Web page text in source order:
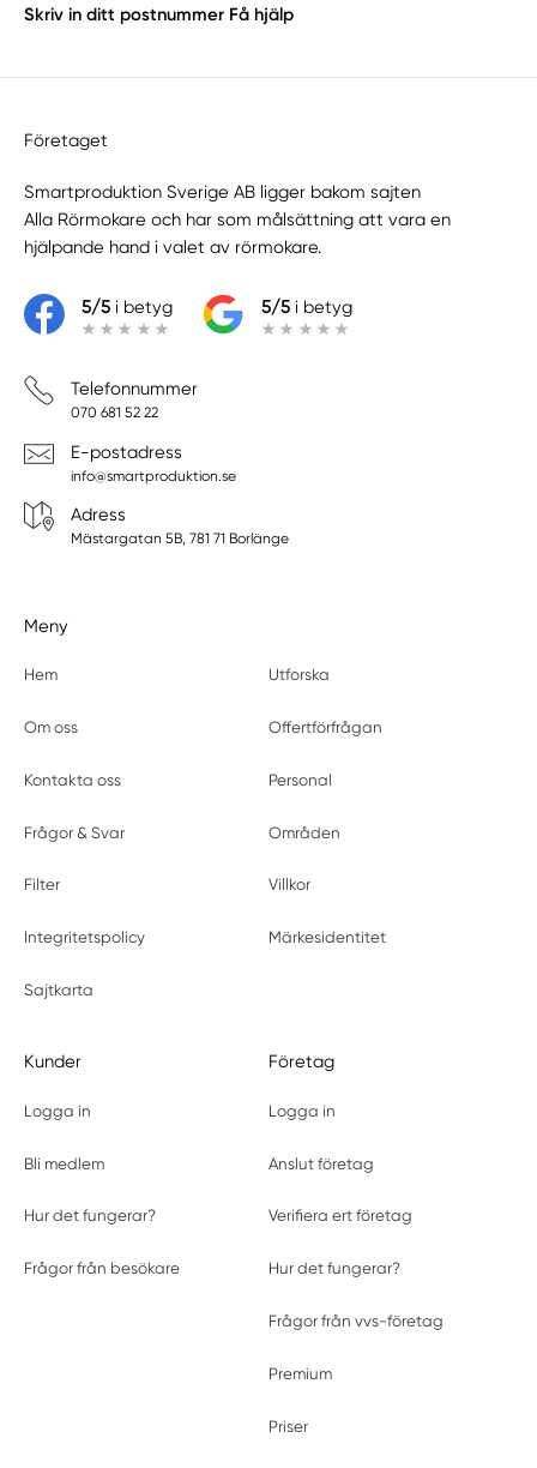
Skriv in ditt postnummer Få hjälp
Företaget
Smartproduktion Sverige AB ligger bakom sajten
Alla Rörmokare och har som målsättning att vara en
hjälpande hand i valet av rörmokare.
5/5i betyg 5/5i betyg
Telefonnummer
070 681 52 22
E-postadress
info@smartproduktion.se
Adress
Mästargatan 5B, 781 71 Borlänge
Meny
Hem Utforska
Om oss Offertförfrågan
Kontakta oss Personal
Frågor & Svar Områden
Filter Villkor
Integritetspolicy Märkesidentitet
Sajtkarta
Kunder
Logga in
Bli medlem
Hur det fungerar?
Frågor från besökare
Företag
Logga in
Anslut företag
Verifiera ert företag
Hur det fungerar?
Frågor från vvs-företag
Premium
Priser